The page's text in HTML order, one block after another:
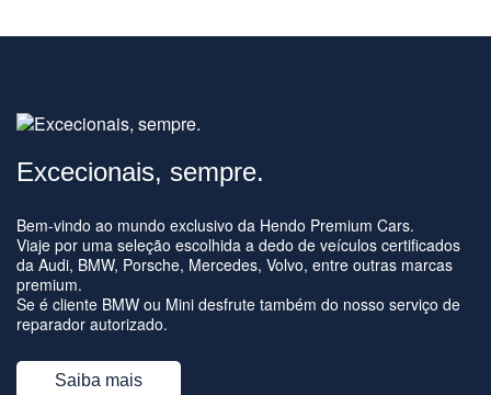
Excecionais, sempre.
Bem-vindo ao mundo exclusivo da Hendo Premium Cars.
Viaje por uma seleção escolhida a dedo de veículos certificados
da Audi, BMW, Porsche, Mercedes, Volvo, entre outras marcas
premium.
Se é cliente BMW ou Mini desfrute também do nosso serviço de
reparador autorizado.
Saiba mais